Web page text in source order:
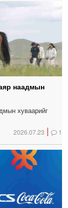
наадмын
хуваарийг
2026.07.23 1